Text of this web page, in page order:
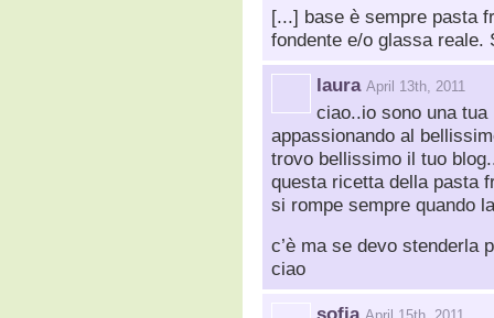
[...] base è sempre pasta
fondente e/o glassa
laura April 13th, 2011
ciao..io sono una
appassionando al
trovo bellissimo il tuo
questa ricetta della pasta
si rompe sempre quando
c’è ma se devo stenderla
ciao
sofia